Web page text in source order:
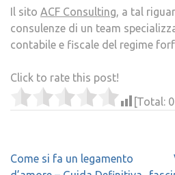
Il sito ACF Consulting, a tal
consulenze di un team
contabile e fiscale del regime
Click to rate this post!
[Total: 0
Navigazione
Come si fa un legamento